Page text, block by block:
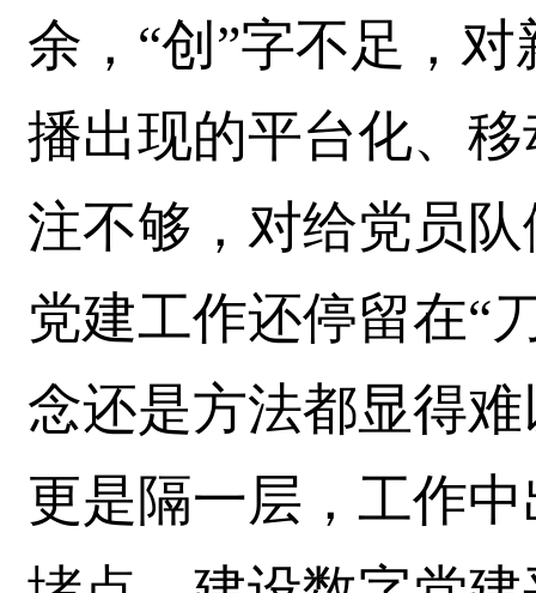
余，“创”字不足，
播出现的平台化、
注不够，对给党员
党建工作还停留在“
念还是方法都显得
更是隔一层，工作